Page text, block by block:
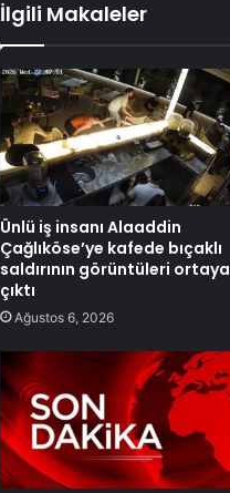
İlgili Makaleler
Ünlü iş insanı Alaaddin
Çağlıköse’ye kafede bıçaklı
saldırının görüntüleri ortaya
çıktı
Ağustos 6, 2026